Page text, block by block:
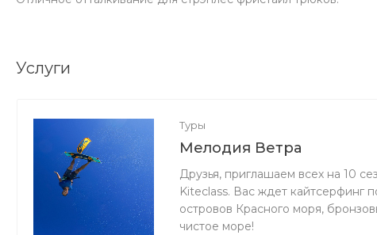
Услуги
Туры
Мелодия Ветра
Друзья, приглашаем всех на 10
Kiteclass. Вас ждет кайтсерфинг
островов Красного моря,
чистое море!